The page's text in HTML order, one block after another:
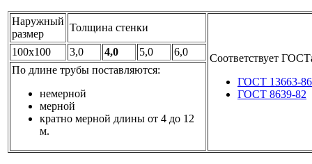
Наружный
размер
Толщина стенки
Соответствует
ГОСТ 13663-86
ГОСТ 8639-82
100x100 3,0 4,0 5,0
6,0
По длине трубы поставляются:
немерной
мерной
кратно мерной длины от 4 до 12
м.